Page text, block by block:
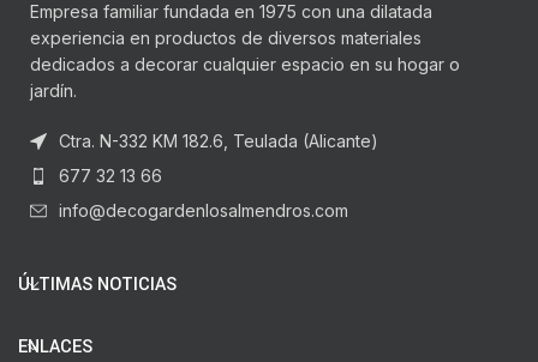
Empresa familiar fundada en 1975 con una dilatada
experiencia en productos de diversos materiales
dedicados a decorar cualquier espacio en su hogar o
jardín.
Ctra. N-332 KM 182.6, Teulada (Alicante)
677 32 13 66
info@decogardenlosalmendros.com
ÚLTIMAS NOTICIAS
ENLACES